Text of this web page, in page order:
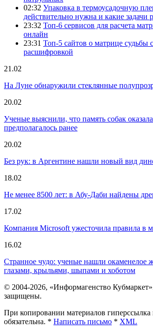
02:32 Упаковка в термоусадочную
действительно нужна и какие задачи
23:32 Топ-6 сервисов для расчета
онлайн
23:31 Топ-5 сайтов о матрице судьбы
расшифровкой
21.02
На Луне обнаружили стеклянные
20.02
Ученые выяснили, что память собак
предполагалось ранее
20.02
Без рук: в Аргентине нашли новый вид
18.02
Не менее 8500 лет: в Абу-Даби найдены
17.02
Компания Microsoft ужесточила правила в
16.02
Странное чудо: ученые нашли окаменелое
глазами, крыльями, шыпами и хоботом
© 2004-2026, «Информагенство
защищены.
При копировании материалов гиперссылка
обязательна. * Написать письмо * XML